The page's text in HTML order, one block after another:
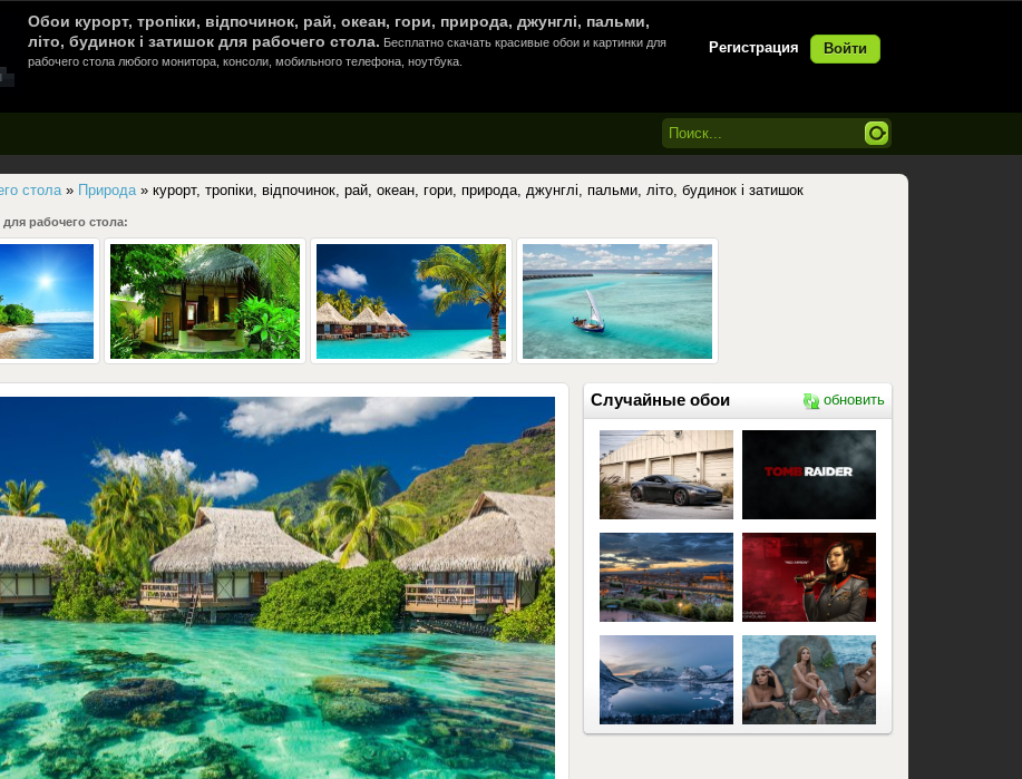
Регистрация Войти
Обои курорт, тропіки, відпочинок, рай, океан, гори, природа, джунглі, пальми,
літо, будинок і затишок для рабочего стола. Бесплатно скачать красивые обои и картинки для
рабочего стола любого монитора, консоли, мобильного телефона, ноутбука.
стола» Природа» курорт, тропіки, відпочинок, рай, океан, гори, природа, джунглі, пальми, літо, будинок і затишок
рабочего стола:
Случайные обои обновить